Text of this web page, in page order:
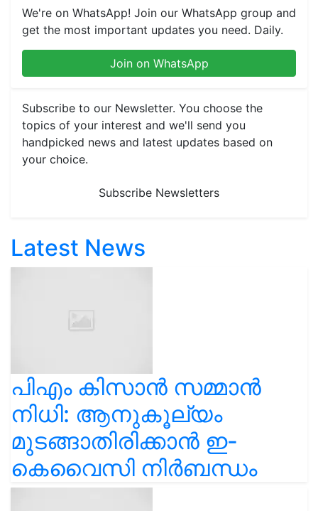
We're on WhatsApp! Join our WhatsApp group and
get the most important updates you need. Daily.
Join on WhatsApp
Subscribe to our Newsletter. You choose the
topics of your interest and we'll send you
handpicked news and latest updates based on
your choice.
Subscribe Newsletters
Latest News
പിഎം കിസാൻ സമ്മാൻ
നിധി: ആനുകൂല്യം
മുടങ്ങാതിരിക്കാൻ ഇ-
കെവൈസി നിർബന്ധം